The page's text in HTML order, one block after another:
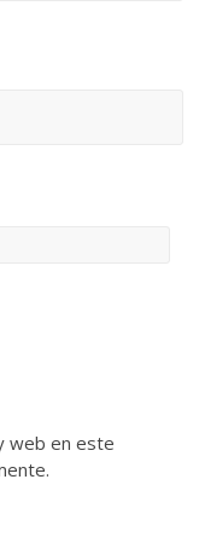
web en este